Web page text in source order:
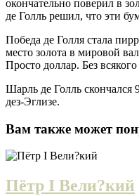
окончательно поверил в
де Голль решил, что эти
Победа де Голля стала
место золота в мировой
Просто доллар. Без
Шарль де Голль скончался
дез-Эглизе.
Вам также может
Пётр I Вели?кий